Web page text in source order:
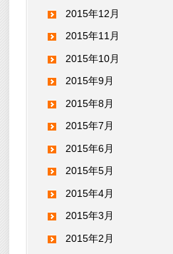
2015年12月
2015年11月
2015年10月
2015年9月
2015年8月
2015年7月
2015年6月
2015年5月
2015年4月
2015年3月
2015年2月